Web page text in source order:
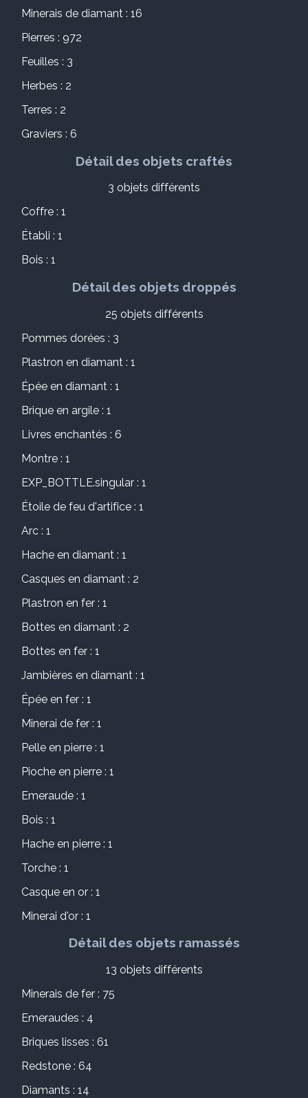
Minerais de diamant : 16
Pierres : 972
Feuilles : 3
Herbes : 2
Terres : 2
Graviers : 6
Détail des objets craftés
3 objets différents
Coffre : 1
Établi : 1
Bois : 1
Détail des objets droppés
25 objets différents
Pommes dorées : 3
Plastron en diamant : 1
Épée en diamant : 1
Brique en argile : 1
Livres enchantés : 6
Montre : 1
EXP_BOTTLE.singular : 1
Étoile de feu d'artifice : 1
Arc : 1
Hache en diamant : 1
Casques en diamant : 2
Plastron en fer : 1
Bottes en diamant : 2
Bottes en fer : 1
Jambières en diamant : 1
Épée en fer : 1
Minerai de fer : 1
Pelle en pierre : 1
Pioche en pierre : 1
Emeraude : 1
Bois : 1
Hache en pierre : 1
Torche : 1
Casque en or : 1
Minerai d'or : 1
Détail des objets ramassés
13 objets différents
Minerais de fer : 75
Emeraudes : 4
Briques lisses : 61
Redstone : 64
Diamants : 14